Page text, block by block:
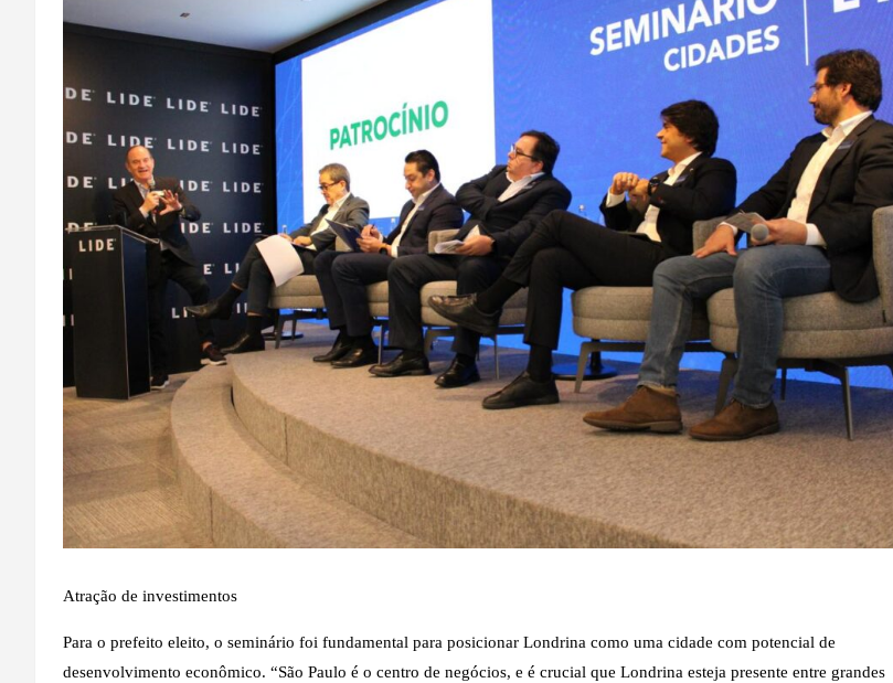
Atração de investimentos
Para o prefeito eleito, o seminário foi fundamental para posicionar Londrina como uma cidade com potencial de
desenvolvimento econômico. “São Paulo é o centro de negócios, e é crucial que Londrina esteja presente entre grandes